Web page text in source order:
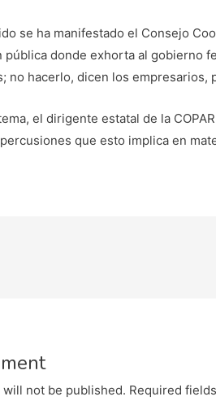
se ha manifestado el Consejo
donde exhorta al gobierno
no hacerlo, dicen los
el dirigente estatal de la
que esto implica en
not be published. Required